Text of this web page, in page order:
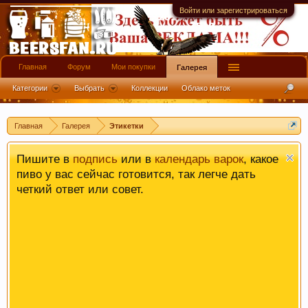
Войти или зарегистрироваться
Главная Галерея Этикетки
на использование нами Ваших файлов cookie.
Узнать больше.
Пишите вподписьили вкалендарь варок, какое
пиво у вас сейчас готовится, так легче дать
четкий ответ или совет.
Главная Форум Мои покупки Галерея
Категории Выбрать Коллекции Облако меток